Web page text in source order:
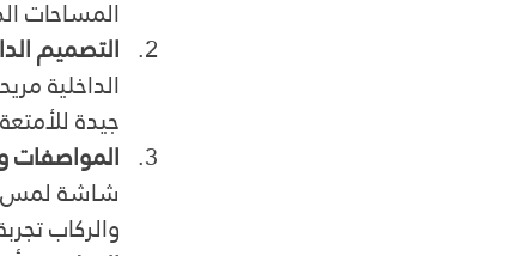
المساحات
التصميم
الداخلية
جيدة
المواصفات
والركاب